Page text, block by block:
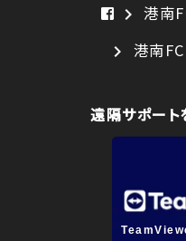
chevron_right 港南
chevron_right 港南
遠隔サポート